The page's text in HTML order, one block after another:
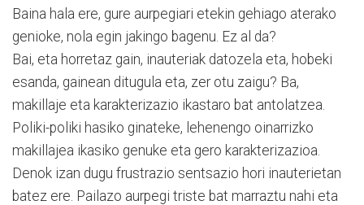
Baina hala ere, gure aurpegiari etekin gehiago aterako
genioke, nola egin jakingo bagenu. Ez al da?
Bai, eta horretaz gain, inauteriak datozela eta, hobeki
esanda, gainean ditugula eta, zer otu zaigu? Ba,
makillaje eta karakterizazio ikastaro bat antolatzea.
Poliki-poliki hasiko ginateke, lehenengo oinarrizko
makillajea ikasiko genuke eta gero karakterizazioa.
Denok izan dugu frustrazio sentsazio hori inauterietan
batez ere. Pailazo aurpegi triste bat marraztu nahi eta